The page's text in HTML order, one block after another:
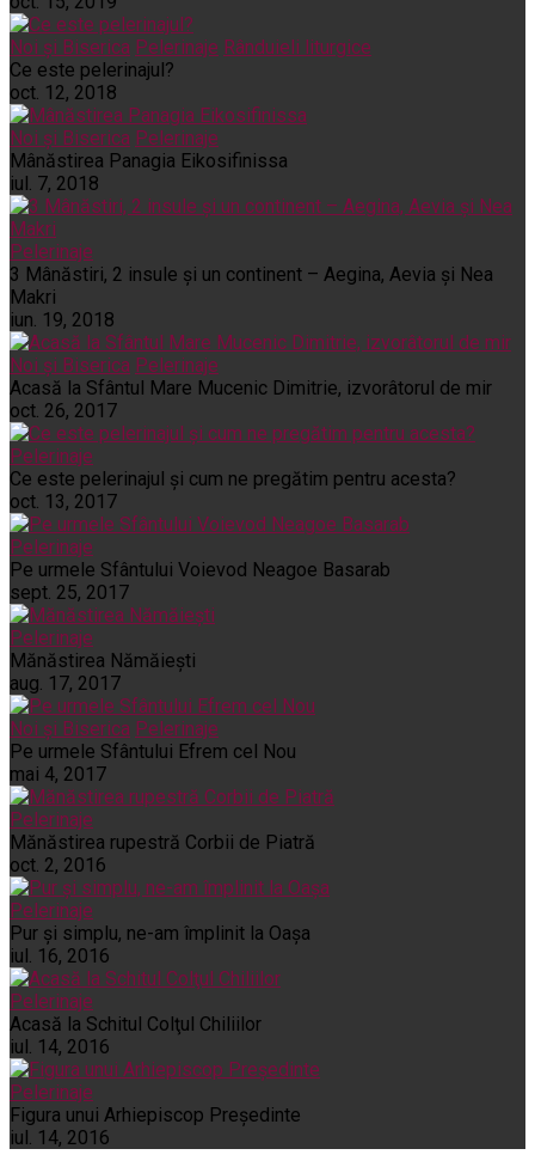
Noi și Biserica Pelerinaje Rânduieli liturgice
Ce este pelerinajul?
oct. 12, 2018
Noi și Biserica Pelerinaje
Mânăstirea Panagia Eikosifinissa
iul. 7, 2018
Pelerinaje
3 Mânăstiri, 2 insule și un continent – Aegina, Aevia și Nea
Makri
iun. 19, 2018
Noi și Biserica Pelerinaje
Acasă la Sfântul Mare Mucenic Dimitrie, izvorâtorul de mir
oct. 26, 2017
Pelerinaje
Ce este pelerinajul şi cum ne pregătim pentru acesta?
oct. 13, 2017
Pelerinaje
Pe urmele Sfântului Voievod Neagoe Basarab
sept. 25, 2017
Pelerinaje
Mănăstirea Nămăiești
aug. 17, 2017
Noi și Biserica Pelerinaje
Pe urmele Sfântului Efrem cel Nou
mai 4, 2017
Pelerinaje
Mănăstirea rupestră Corbii de Piatră
oct. 2, 2016
Pelerinaje
Pur şi simplu, ne-am împlinit la Oaşa
iul. 16, 2016
Pelerinaje
Acasă la Schitul Colţul Chiliilor
iul. 14, 2016
Pelerinaje
Figura unui Arhiepiscop Preşedinte
iul. 14, 2016